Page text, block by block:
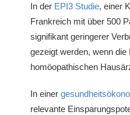
In der EPI3 Studie, einer
Frankreich mit über 500
signifikant geringerer
gezeigt werden, wenn die
homöopathischen
In einer
relevante